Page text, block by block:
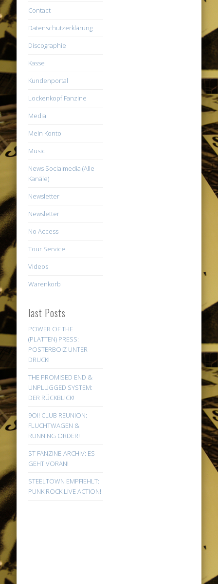
Contact
Datenschutzerklärung
Discographie
Kasse
Kundenportal
Lockenkopf Fanzine
Media
Mein Konto
Music
News Socialmedia (Alle
Kanäle)
Newsletter
Newsletter
No Access
Tour Service
Videos
Warenkorb
last Posts
POWER OF THE
(PLATTEN) PRESS:
POSTERBOIZ UNTER
DRUCK!
THE PROMISED END &
UNPLUGGED SYSTEM:
DER RÜCKBLICK!
9Oi! CLUB REUNION:
FLUCHTWAGEN &
RUNNING ORDER!
ST FANZINE-ARCHIV: ES
GEHT VORAN!
STEELTOWN EMPFIEHLT:
PUNK ROCK LIVE ACTION!